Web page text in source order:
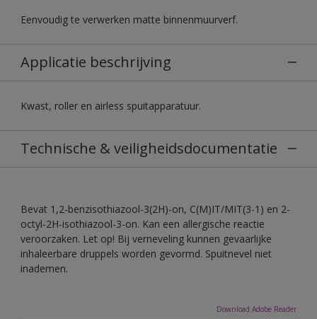
Eenvoudig te verwerken matte binnenmuurverf.
Applicatie beschrijving
Kwast, roller en airless spuitapparatuur.
Technische & veiligheidsdocumentatie
Bevat 1,2-benzisothiazool-3(2H)-on, C(M)IT/MIT(3-1) en 2-
octyl-2H-isothiazool-3-on. Kan een allergische reactie
veroorzaken. Let op! Bij verneveling kunnen gevaarlijke
inhaleerbare druppels worden gevormd. Spuitnevel niet
inademen.
Download Adobe Reader